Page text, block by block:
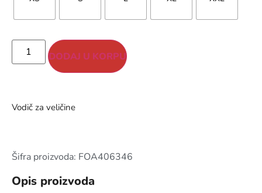
DODAJ U KORPU
Vodič za veličine
Šifra proizvoda: FOA406346
Opis proizvoda